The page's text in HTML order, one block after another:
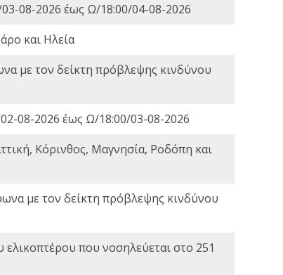
08-2026 έως Ω/18:00/04-08-2026
και Ηλεία
με τον δείκτη πρόβλεψης κινδύνου
08-2026 έως Ω/18:00/03-08-2026
Κόρινθος, Μαγνησία, Ροδόπη και
με τον δείκτη πρόβλεψης κινδύνου
που νοσηλεύεται στο 251